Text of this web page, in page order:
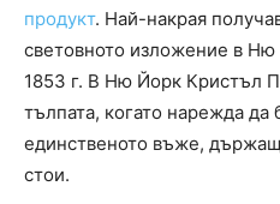
продукт. Най-накрая
световното изложение в
1853 г. В Ню Йорк Кристъл
тълпата, когато нарежда да
единственото въже,
стои.